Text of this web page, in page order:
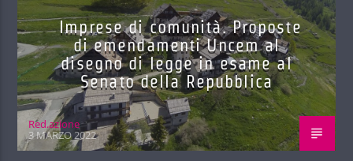
Imprese di comunità. Proposte
di emendamenti Uncem al
disegno di legge in esame al
Senato della Repubblica
Red.azione
3 MARZO 2022